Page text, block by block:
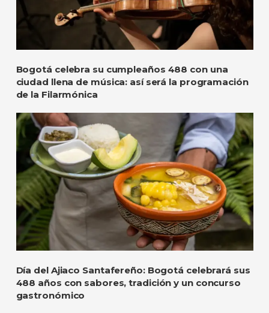
Bogotá celebra su cumpleaños 488 con una
ciudad llena de música: así será la programación
de la Filarmónica
Día del Ajiaco Santafereño: Bogotá celebrará sus
488 años con sabores, tradición y un concurso
gastronómico